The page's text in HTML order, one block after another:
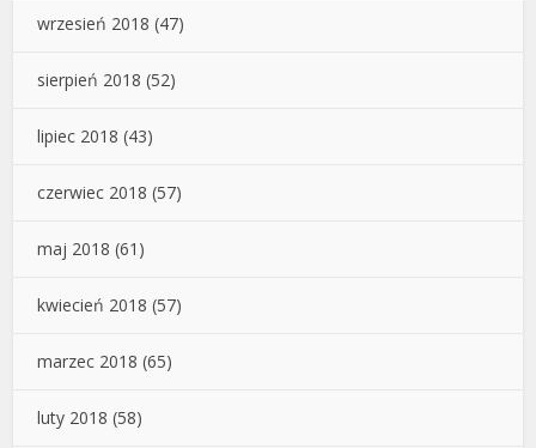
wrzesień 2018 (47)
sierpień 2018 (52)
lipiec 2018 (43)
czerwiec 2018 (57)
maj 2018 (61)
kwiecień 2018 (57)
marzec 2018 (65)
luty 2018 (58)